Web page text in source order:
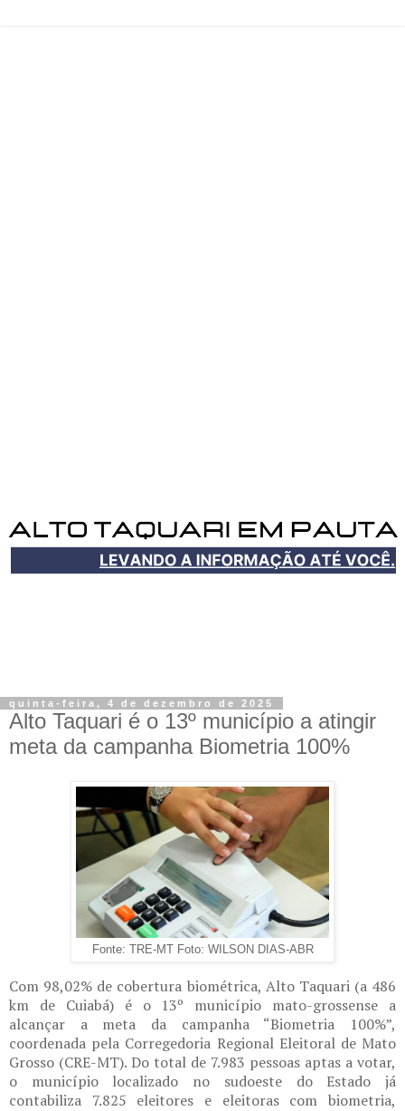
quinta-feira, 4 de dezembro de 2025
Alto Taquari é o 13º município a atingir
meta da campanha Biometria 100%
Fonte: TRE-MT Foto: WILSON DIAS-ABR
Com 98,02% de cobertura biométrica, Alto Taquari (a 486
km de Cuiabá) é o 13º município mato-grossense a
alcançar a meta da campanha “Biometria 100%”,
coordenada pela Corregedoria Regional Eleitoral de Mato
Grosso (CRE-MT). Do total de 7.983 pessoas aptas a votar,
o município localizado no sudoeste do Estado já
contabiliza 7.825 eleitores e eleitoras com biometria,